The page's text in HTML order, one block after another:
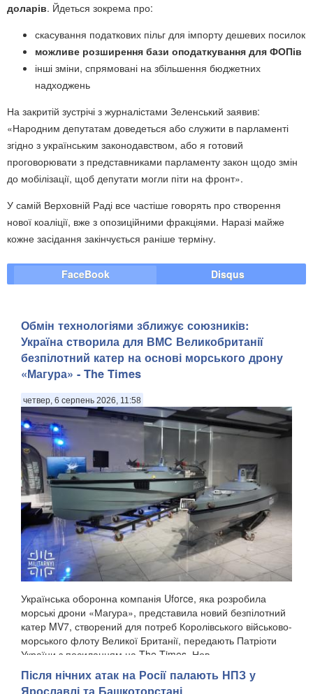
доларів. Йдеться зокрема про:
скасування податкових пільг для імпорту дешевих посилок
можливе розширення бази оподаткування для ФОПів
інші зміни, спрямовані на збільшення бюджетних
надходжень
На закритій зустрічі з журналістами Зеленський заявив:
«Народним депутатам доведеться або служити в парламенті
згідно з українським законодавством, або я готовий
проговорювати з представниками парламенту закон щодо змін
до мобілізації, щоб депутати могли піти на фронт».
У самій Верховній Раді все частіше говорять про створення
нової коаліції, вже з опозиційними фракціями. Наразі майже
кожне засідання закінчується раніше терміну.
FaceBook Disqus
Обмін технологіями зближує союзників:
Україна створила для ВМС Великобританії
безпілотний катер на основі морського дрону
«Магура» - The Times
четвер, 6 серпень 2026, 11:58
Українська оборонна компанія Uforce, яка розробила
морські дрони «Магура», представила новий безпілотний
катер MV7, створений для потреб Королівського військово-
морського флоту Великої Британії, передають Патріоти
України з посиланням на The Times. Нов...
Після нічних атак на Росії палають НПЗ у
Ярославлі та Башкоторстані